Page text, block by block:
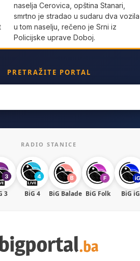
naselja Cerovica, opština Stanari,
smrtno je stradao u sudaru dva vozila
u tom naselju, rečeno je Srni iz
Policijske uprave Doboj.
PRETRAŽITE PORTAL
RADIO STANICE
3 BiG 4 BiG Balade BiG Folk BiG iG